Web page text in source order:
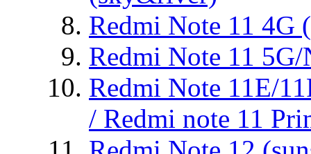
Redmi Note 11 4G
Redmi Note 11
Redmi Note 11E/
/ Redmi note 11